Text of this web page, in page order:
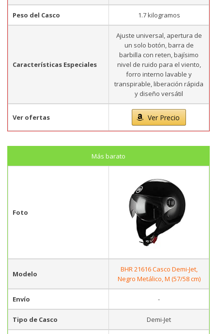
Peso del Casco 1.7 kilogramos
Características Especiales
Ajuste universal, apertura de
un solo botón, barra de
barbilla con reten, bajísimo
nivel de ruido para el viento,
forro interno lavable y
transpirable, liberación rápida
y diseño versátil
Ver ofertas Ver Precio
Más barato
Foto
Modelo
BHR 21616 Casco Demi-Jet,
Negro Metálico, M (57/58 cm)
Envío -
Tipo de Casco Demi-Jet